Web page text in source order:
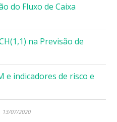
do Fluxo de Caixa
na Previsão de
e indicadores de risco e
13/07/2020